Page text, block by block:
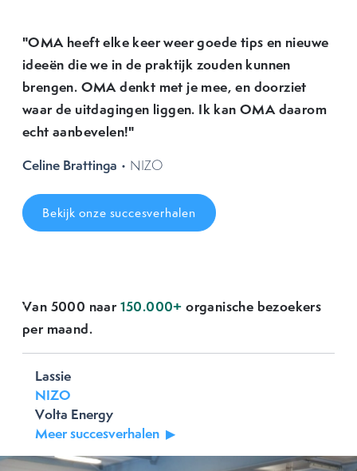
"OMA heeft elke keer weer goede tips en nieuwe
ideeën die we in de praktijk zouden kunnen
brengen. OMA denkt met je mee, en doorziet
waar de uitdagingen liggen. Ik kan OMA daarom
echt aanbevelen!"
Celine Brattinga • NIZO
Bekijk onze succesverhalen
Van 5000 naar150.000+ organische bezoekers
per maand.
Lassie
NIZO
Volta Energy
Meer succesverhalen
Previous